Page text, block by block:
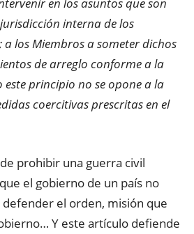
interna de los
los Miembros a someter dichos
de arreglo conforme a la
este principio no se opone a la
coercitivas prescritas en el
prohibir una guerra civil
el gobierno de un país no
el orden, misión que
Y este artículo defiende